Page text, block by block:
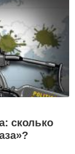
сколько